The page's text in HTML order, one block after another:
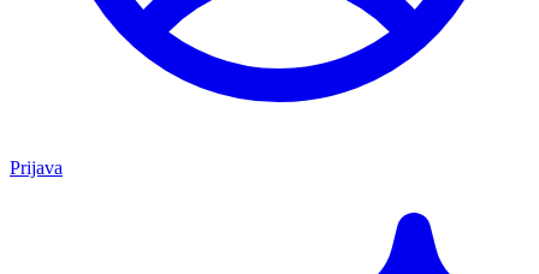
Prijava